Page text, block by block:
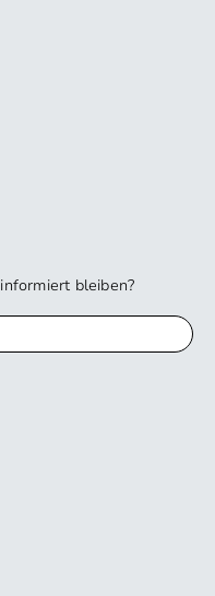
informiert bleiben?